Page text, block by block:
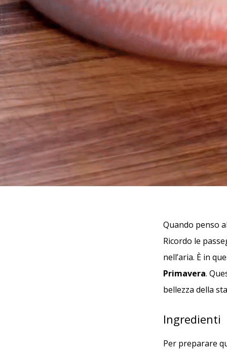
Quando penso
Ricordo le
nell’aria. È in
Primavera.
bellezza della
Ingredienti
Per preparare